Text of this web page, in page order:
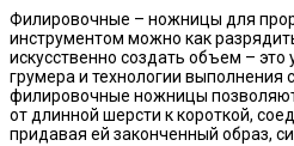
Филировочные – ножницы для
инструментом можно как
искусственно создать объем – это
грумера и технологии выполнения
филировочные ножницы
от длинной шерсти к короткой,
придавая ей законченный образ,